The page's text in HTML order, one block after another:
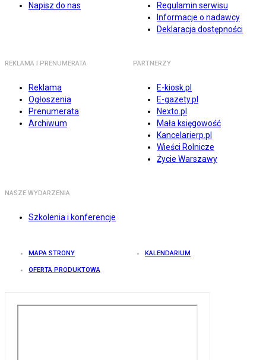
Napisz do nas
Regulamin serwisu
Informacje o nadawcy
Deklaracja dostępności
REKLAMA I PRENUMERATA
Reklama
Ogłoszenia
Prenumerata
Archiwum
PARTNERZY
E-kiosk.pl
E-gazety.pl
Nexto.pl
Mała księgowość
Kancelarierp.pl
Wieści Rolnicze
Życie Warszawy
NASZE WYDARZENIA
Szkolenia i konferencje
MAPA STRONY KALENDARIUM
OFERTA PRODUKTOWA